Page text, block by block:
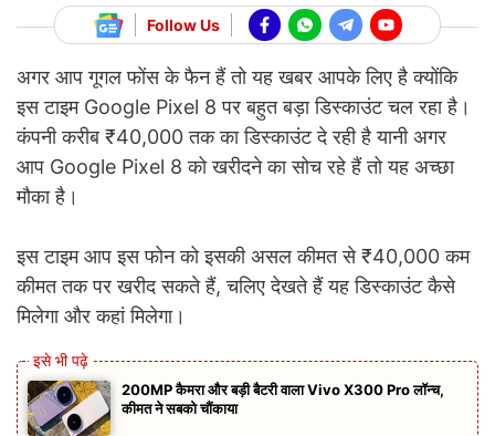
Follow Us
अगर आप गूगल फोंस के फैन हैं तो यह खबर आपके लिए है क्योंकि
इस टाइम Google Pixel 8 पर बहुत बड़ा डिस्काउंट चल रहा है।
कंपनी करीब ₹40,000 तक का डिस्काउंट दे रही है यानी अगर
आप Google Pixel 8 को खरीदने का सोच रहे हैं तो यह अच्छा
मौका है।
इस टाइम आप इस फोन को इसकी असल कीमत से ₹40,000 कम
कीमत तक पर खरीद सकते हैं, चलिए देखते हैं यह डिस्काउंट कैसे
मिलेगा और कहां मिलेगा।
200MP कैमरा और बड़ी बैटरी वाला Vivo X300 Pro लॉन्च,
कीमत ने सबको चौंकाया